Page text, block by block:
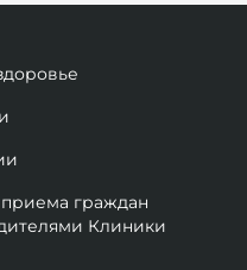
граждан
Клиники